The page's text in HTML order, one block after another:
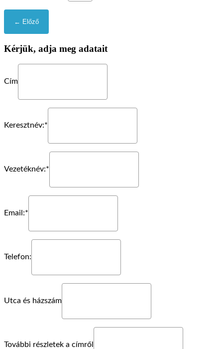
Kérjük, adja meg adatait
Cím
Keresztnév:*
Vezetéknév:*
Email:*
Telefon:
Utca és házszám
További részletek a címről